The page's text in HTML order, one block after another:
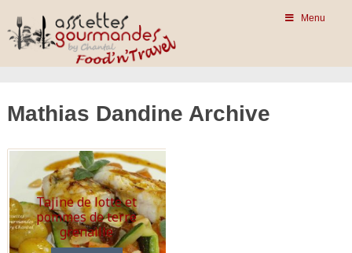
Menu
Mathias Dandine Archive
Tajine de lotte et
pommes de terre
grenaille